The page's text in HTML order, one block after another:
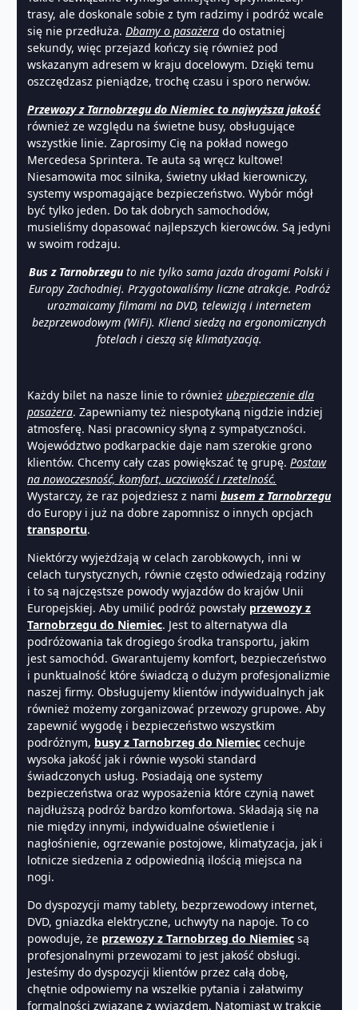
trasy, ale doskonale sobie z tym radzimy i podróż wcale
się nie przedłuża. Dbamy o pasażera do ostatniej
sekundy, więc przejazd kończy się również pod
wskazanym adresem w kraju docelowym. Dzięki temu
oszczędzasz pieniądze, trochę czasu i sporo nerwów.
Przewozy z Tarnobrzegu do Niemiec to najwyższa jakość
również ze względu na świetne busy, obsługujące
wszystkie linie. Zaprosimy Cię na pokład nowego
Mercedesa Sprintera. Te auta są wręcz kultowe!
Niesamowita moc silnika, świetny układ kierowniczy,
systemy wspomagające bezpieczeństwo. Wybór mógł
być tylko jeden. Do tak dobrych samochodów,
musieliśmy dopasować najlepszych kierowców. Są jedyni
w swoim rodzaju.
Bus z Tarnobrzeguto nie tylko sama jazda drogami Polski i
Europy Zachodniej. Przygotowaliśmy liczne atrakcje. Podróż
urozmaicamy filmami na DVD, telewizją i internetem
bezprzewodowym (WiFi). Klienci siedzą na ergonomicznych
fotelach i cieszą się klimatyzacją.
Każdy bilet na nasze linie to również ubezpieczenie dla
pasażera. Zapewniamy też niespotykaną nigdzie indziej
atmosferę. Nasi pracownicy słyną z sympatyczności.
Województwo podkarpackie daje nam szerokie grono
klientów. Chcemy cały czas powiększać tę grupę. Postaw
na nowoczesność, komfort, uczciwość i rzetelność.
Wystarczy, że raz pojedziesz z nami busem z Tarnobrzegu
do Europy i już na dobre zapomnisz o innych opcjach
transportu.
Niektórzy wyjeżdżają w celach zarobkowych, inni w
celach turystycznych, równie często odwiedzają rodziny
i to są najczęstsze powody wyjazdów do krajów Unii
Europejskiej. Aby umilić podróż powstały przewozy z
Tarnobrzegu do Niemiec. Jest to alternatywa dla
podróżowania tak drogiego środka transportu, jakim
jest samochód. Gwarantujemy komfort, bezpieczeństwo
i punktualność które świadczą o dużym profesjonalizmie
naszej firmy. Obsługujemy klientów indywidualnych jak
również możemy zorganizować przewozy grupowe. Aby
zapewnić wygodę i bezpieczeństwo wszystkim
podróżnym, busy z Tarnobrzeg do Niemiec cechuje
wysoka jakość jak i równie wysoki standard
świadczonych usług. Posiadają one systemy
bezpieczeństwa oraz wyposażenia które czynią nawet
najdłuższą podróż bardzo komfortowa. Składają się na
nie między innymi, indywidualne oświetlenie i
nagłośnienie, ogrzewanie postojowe, klimatyzacja, jak i
lotnicze siedzenia z odpowiednią ilością miejsca na
nogi.
Do dyspozycji mamy tablety, bezprzewodowy internet,
DVD, gniazdka elektryczne, uchwyty na napoje. To co
powoduje, że przewozy z Tarnobrzeg do Niemiec są
profesjonalnymi przewozami to jest jakość obsługi.
Jesteśmy do dyspozycji klientów przez całą dobę,
chętnie odpowiemy na wszelkie pytania i załatwimy
formalności związane z wyjazdem. Natomiast w trakcie